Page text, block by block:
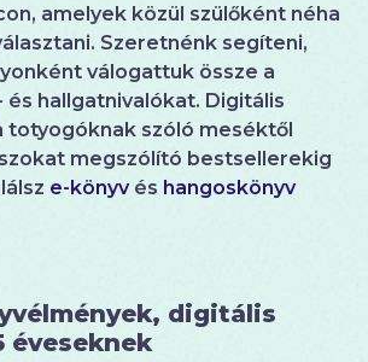
amelyek közül szülőként néha
Szeretnénk segíteni,
válogattuk össze a
és hallgatnivalókat. Digitális
totyogóknak szóló meséktől
megszólító bestsellerekig
e-könyvés hangoskönyv
digitális
éveseknek